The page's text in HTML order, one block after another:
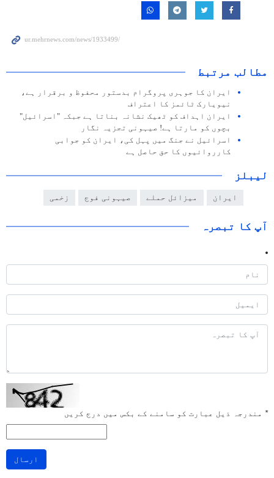
مطالب مرتبط
ایران کا جوہری پروگرام بدستور محفوظ و برقرار ہے،
نیویارک ٹائمز کا اعتراف
ایران اہداف کو ٹھیک نشانہ بناتا ہے جبکہ "اسرائیل"
بچوں کو مارتا ہے! صیہونی تجزیہ نگار
اسرائیل نے جنگ میں پہل کی، ایران کو جوابی
کارروائیوں کا حق حاصل ہے
لیبلز
ایران میزائل حملے صیہونی فوج زخمی
آپ کا تبصرہ
* مندرجہ ذیل عبارت کو سامنے کے بکس میں درج کریں
ارسال